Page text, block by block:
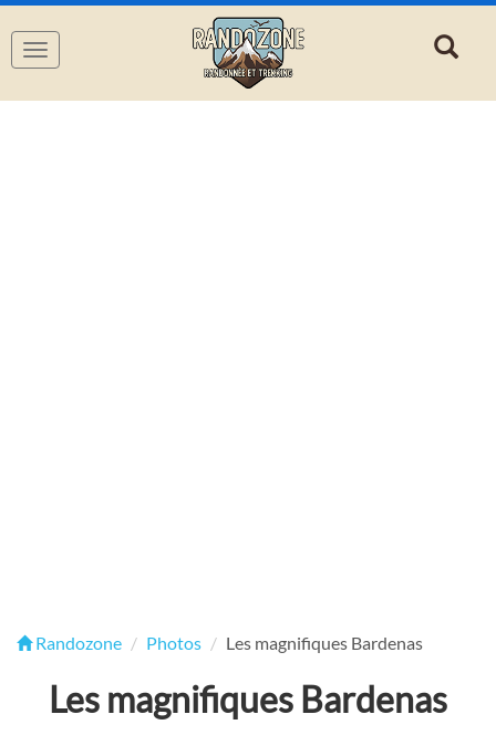
Navigation
Randozone Photos Les magnifiques Bardenas
Les magnifiques Bardenas